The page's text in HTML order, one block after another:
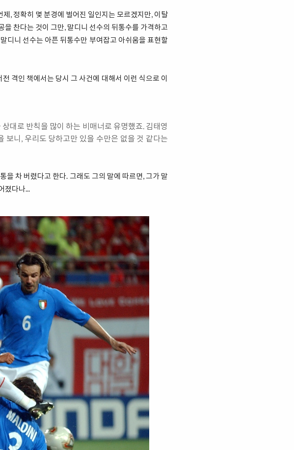
, 정확히 몇 분경에 벌어진 일인지는 모르겠지만, 이탈
찬다는 것이 그만, 말디니 선수의 뒤통수를 가격하고
디니 선수는 아픈 뒤통수만 부여잡고 아쉬움을 표현할
격인 책에서는 당시 그 사건에 대해서 이런 식으로 이
대로 반칙을 많이 하는 비매너로 유명했죠. 김태영
니, 우리도 당하고만 있을 수만은 없을 것 같다는
을 차 버렸다고 한다. 그래도 그의 말에 따르면, 그가 말
졌다나...